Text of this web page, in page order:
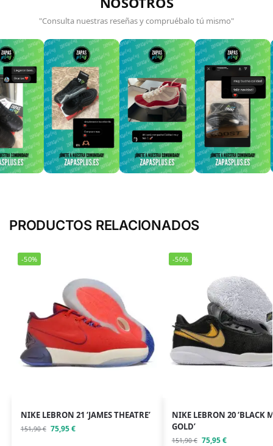
"Consulta nuestras reseñas y compruébalo tú mismo"
PRODUCTOS RELACIONADOS
-50%
NIKE LEBRON 21 ‘JAMES THEATRE’
151,90€ 75,95€
-50%
NIKE LEBRON 20 ‘BLACK
GOLD’
151,90€ 75,95€